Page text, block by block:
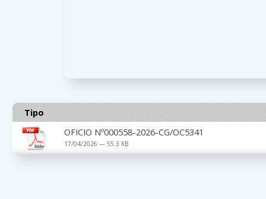
Tipo
OFICIO Nº000558-2026-CG/OC5341
17/04/2026 — 55.3 KB